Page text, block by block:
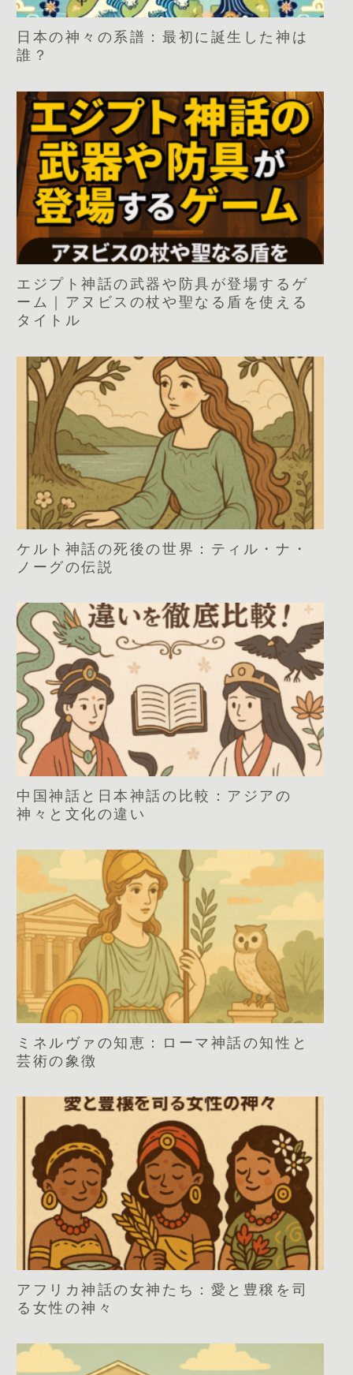
日本の神々の系譜：最初に誕生した神は
誰？
エジプト神話の武器や防具が登場するゲ
ーム｜アヌビスの杖や聖なる盾を使える
タイトル
ケルト神話の死後の世界：ティル・ナ・
ノーグの伝説
中国神話と日本神話の比較：アジアの
神々と文化の違い
ミネルヴァの知恵：ローマ神話の知性と
芸術の象徴
アフリカ神話の女神たち：愛と豊穣を司
る女性の神々